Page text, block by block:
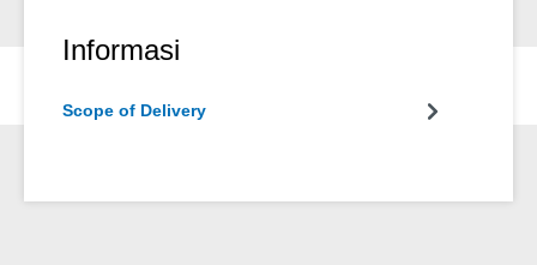
Informasi
Scope of Delivery